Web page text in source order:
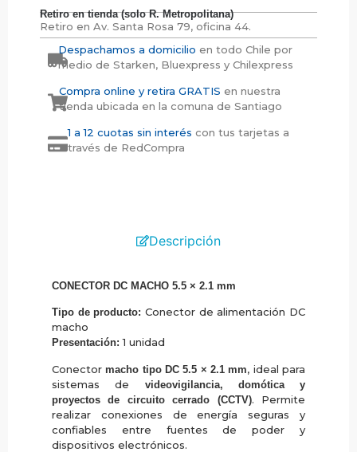
Retiro en tienda (solo R. Metropolitana)
Retiro en Av. Santa Rosa 79, oficina 44.
Despachamos a domicilio en todo Chile por
medio de Starken, Bluexpress y Chilexpress
Compra online y retira GRATIS en nuestra
tienda ubicada en la comuna de Santiago
1 a 12 cuotas sin interés con tus tarjetas a
través de RedCompra
Descripción
CONECTOR DC MACHO 5.5 × 2.1 mm
Tipo de producto: Conector de alimentación DC
macho
Presentación: 1 unidad
Conectormacho tipo DC 5.5 × 2.1 mm, ideal para
sistemas de videovigilancia, domótica y
proyectos de circuito cerrado (CCTV). Permite
realizar conexiones de energía seguras y
confiables entre fuentes de poder y
dispositivos electrónicos.